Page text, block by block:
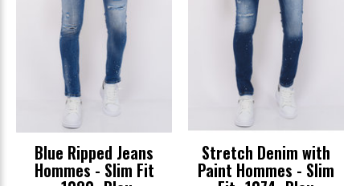
Blue Ripped Jeans
Hommes - Slim Fit
Stretch Denim with
Paint Hommes - Slim